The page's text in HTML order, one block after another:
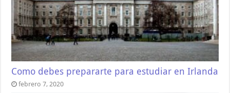
Como debes prepararte para estudiar en Irlanda
febrero 7, 2020